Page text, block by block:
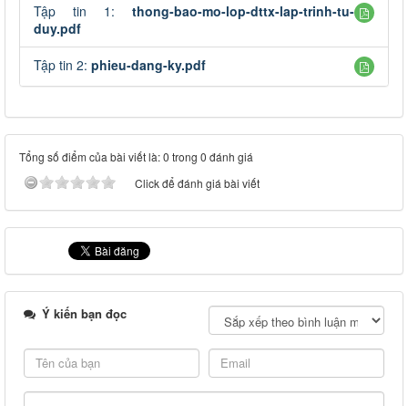
Tập tin 1: thong-bao-mo-lop-dttx-lap-trinh-tu-
duy.pdf
Tập tin 2: phieu-dang-ky.pdf
Tổng số điểm của bài viết là: 0 trong 0 đánh giá
Click để đánh giá bài viết
Ý kiến bạn đọc